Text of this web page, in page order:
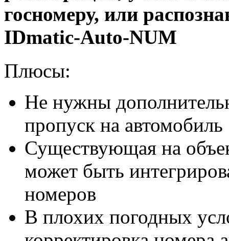
госномеру, или
IDmatic-Auto-NUM
Плюсы:
Не нужны
пропуск на автомобиль
Существующая на
может быть
номеров
В плохих погодных